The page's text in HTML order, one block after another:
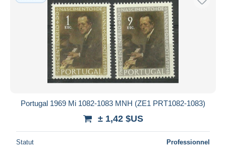
Appliquer
Portugal 1969 Mi 1082-1083 MNH (ZE1 PRT1082-1083)
± 1,42 $US
Statut Professionnel